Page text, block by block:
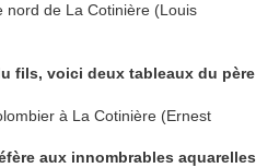
Cotinière (Louis
fils, voici deux tableaux du père
La Cotinière (Ernest
aux innombrables aquarelles